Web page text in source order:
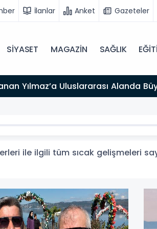
İlanlar Anket Gazeteler
SİYASET MAGAZİN SAĞLIK
ile ilgili tüm sıcak gelişmeleri